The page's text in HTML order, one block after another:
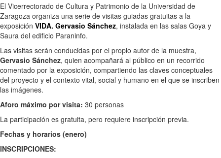
El Vicerrectorado de Cultura y Patrimonio de la Universidad de
Zaragoza organiza una serie de visitas guiadas gratuitas a la
exposición VIDA. Gervasio Sánchez, instalada en las salas Goya y
Saura del edificio Paraninfo.
Las visitas serán conducidas por el propio autor de la muestra,
Gervasio Sánchez, quien acompañará al público en un recorrido
comentado por la exposición, compartiendo las claves conceptuales
del proyecto y el contexto vital, social y humano en el que se inscriben
las imágenes.
Aforo máximo por visita: 30 personas
La participación es gratuita, pero requiere inscripción previa.
Fechas y horarios (enero)
INSCRIPCIONES: